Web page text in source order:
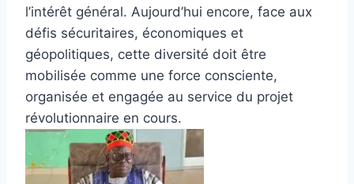
l’intérêt général. Aujourd’hui encore, face aux
défis sécuritaires, économiques et
géopolitiques, cette diversité doit être
mobilisée comme une force consciente,
organisée et engagée au service du projet
révolutionnaire en cours.